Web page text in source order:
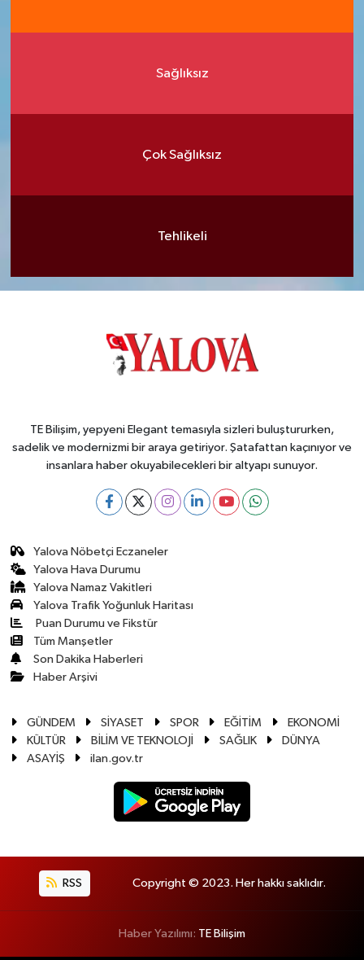
Sağlıksız
Çok Sağlıksız
Tehlikeli
TE Bilişim, yepyeni Elegant temasıyla sizleri buluştururken,
sadelik ve modernizmi bir araya getiriyor. Şatafattan kaçınıyor ve
insanlara haber okuyabilecekleri bir altyapı sunuyor.
Yalova Nöbetçi Eczaneler
Yalova Hava Durumu
Yalova Namaz Vakitleri
Yalova Trafik Yoğunluk Haritası
Puan Durumu ve Fikstür
Tüm Manşetler
Son Dakika Haberleri
Haber Arşivi
GÜNDEM SİYASET SPOR EĞİTİM
EKONOMİ
KÜLTÜR
BİLİM VE TEKNOLOJİ SAĞLIK
DÜNYA
ASAYİŞ
ilan.gov.tr
RSS Copyright © 2023. Her hakkı saklıdır.
Haber Yazılımı: TE Bilişim